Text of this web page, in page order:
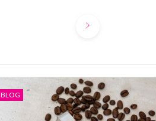
BLOG